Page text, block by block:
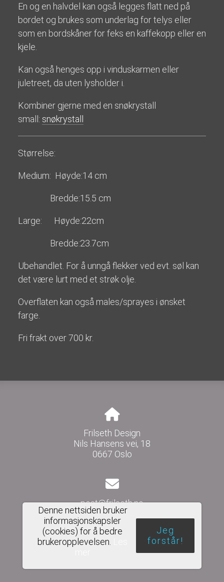
En og en halvdel kan også legges flatt ned på
bordet og brukes som underlag for telys eller
som en bordskåner for feks en kaffekopp eller en
kjele.
Kan også henges opp i vinduskarmen eller
juletreet, da uten lysholder i.
Kombiner gjerne med en snøkrystall
small: snøkrystall
Størrelse:
Medium: Høyde:14 cm
Bredde:15.5 cm
Large: Høyde:22cm
Bredde:23.7cm
Ubehandlet. For å unngå flekker ved evt. søl kan
det være lurt med et strøk olje.
Overflaten kan også males/sprayes i ønsket
farge.
Fri frakt over 700 kr.
Frilseth Design
Nils Hansens vei, 18
0667 Oslo
post@frilseth.no
Denne nettsiden bruker
informasjonskapsler
(cookies) for å bedre
brukeropplevelsen.
Jeg
forstår!